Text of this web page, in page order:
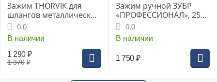
Зажим THORVIK для
шлангов металлические
в наборе, 4 предмета
0.0
В наличии
1 370 ₽
1 290 ₽
Зажим ручной ЗУБР
«ПРОФЕССИОНАЛ», 250
мм, для сварочных
работ, фиксация
круглых деталей, CrV
0.0
В наличии
1 750 ₽